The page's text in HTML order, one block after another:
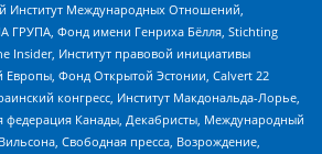
Институт Международных Отношений,
Фонд имени Генриха Бёлля, Stichting
Insider, Институт правовой инициативы
Европы, Фонд Открытой Эстонии, Calvert 22
конгресс, Институт Макдональда-Лорье,
федерация Канады, Декабристы, Международный
Свободная пресса, Возрождение,